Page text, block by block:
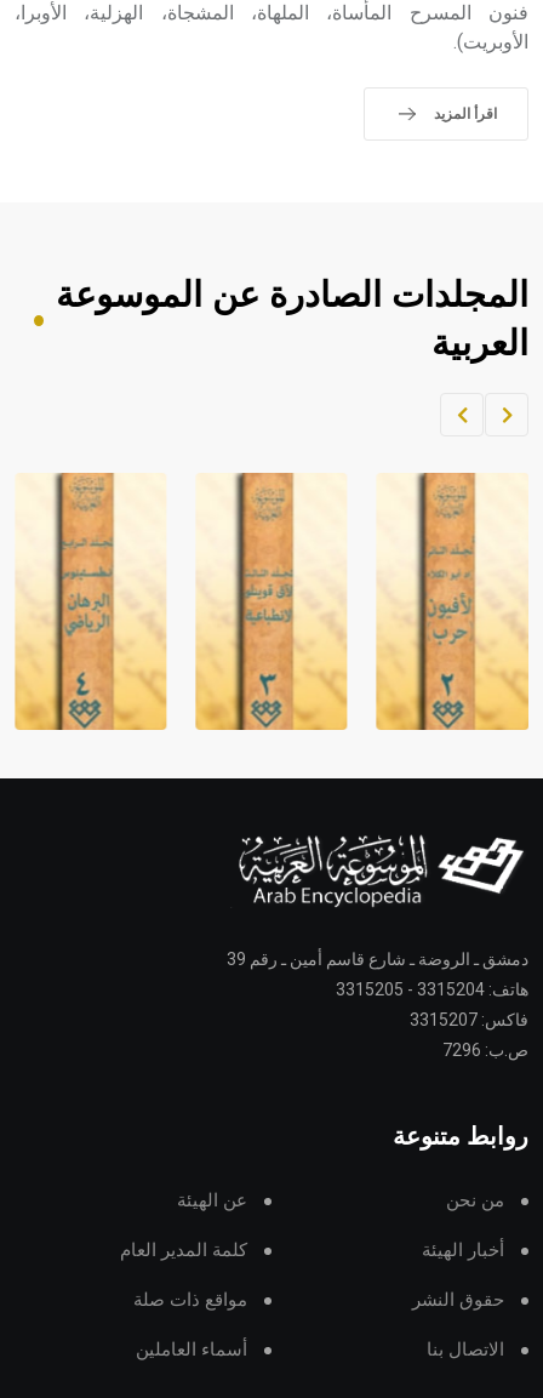
فنون المسرح المأساة، الملهاة، المشجاة، الهزلية، الأوبرا،
الأوبريت).
اقرأ المزيد
المجلدات الصادرة عن الموسوعة
العربية
دمشق ـ الروضة ـ شارع قاسم أمين ـ رقم 39
هاتف: 3315204 - 3315205
فاكس: 3315207
ص.ب: 7296
روابط متنوعة
من نحن عن الهيئة
أخبار الهيئة كلمة المدير العام
حقوق النشر مواقع ذات صلة
الاتصال بنا أسماء العاملين